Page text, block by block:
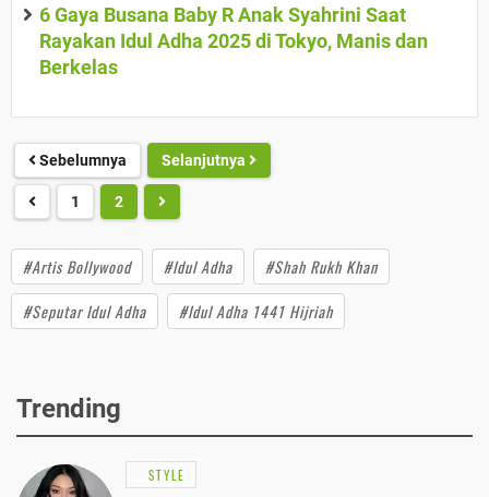
6 Gaya Busana Baby R Anak Syahrini Saat
Rayakan Idul Adha 2025 di Tokyo, Manis dan
Berkelas
Sebelumnya Selanjutnya
1 2
#Artis Bollywood #Idul Adha
#Shah Rukh Khan
#Seputar Idul Adha
#Idul Adha 1441 Hijriah
Trending
STYLE